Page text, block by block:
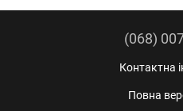
(068)
Контактна
Повна